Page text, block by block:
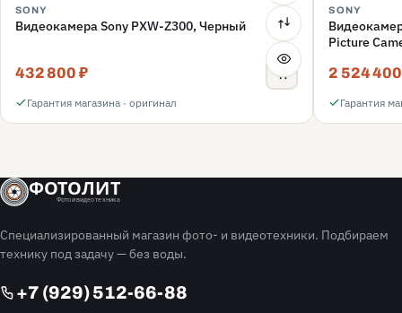
SONY
Видеокамера Sony PXW-Z300, Черный
432 800 ₽
Гарантия магазина · оригинал
SONY
Picture
2 524
Гарантия
ФОТОЛИТ
Фото и видео техника
Специализированный магазин фото- и видеотехники. Подбираем
технику под задачу — без воды.
+7 (929) 512-66-88